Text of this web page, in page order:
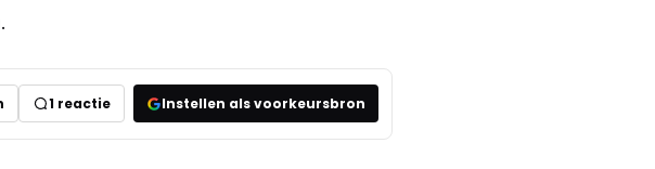
1 reactie Instellen als voorkeursbron